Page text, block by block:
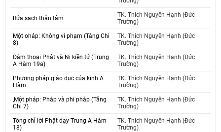
Rửa sạch thân tâm
TK. Thích Nguyên Hạnh (Đức
Trường)
Một oháp: Không vi phạm (Tăng Chi
8)
TK. Thích Nguyên Hạnh (Đức
Trường)
Đàm thoại Phật và Ni kiền tử (Trung
A Hàm 19a)
TK. Thích Nguyên Hạnh (Đức
Trường)
Phương pháp giáo dục của kinh A
Hàm
TK. Thích Nguyên Hạnh (Đức
Trường)
,Một pháp: Pháp và phi pháp (Tăng
Chi 7)
TK. Thích Nguyên Hạnh (Đức
Trường)
Tông chỉ lời Phật dạy Trung A Hàm
18)
TK. Thích Nguyên Hạnh (Đức
Trường)